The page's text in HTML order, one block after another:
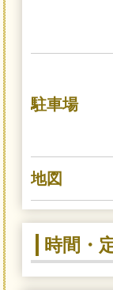
駐車場
地図
時間・